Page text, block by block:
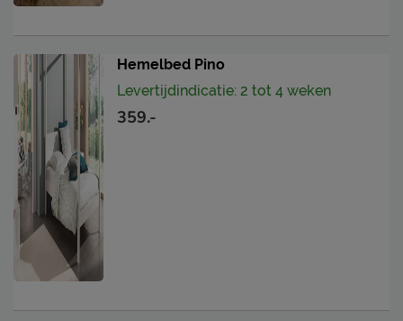
Hemelbed Pino
Levertijdindicatie: 2 tot 4 weken
359.-